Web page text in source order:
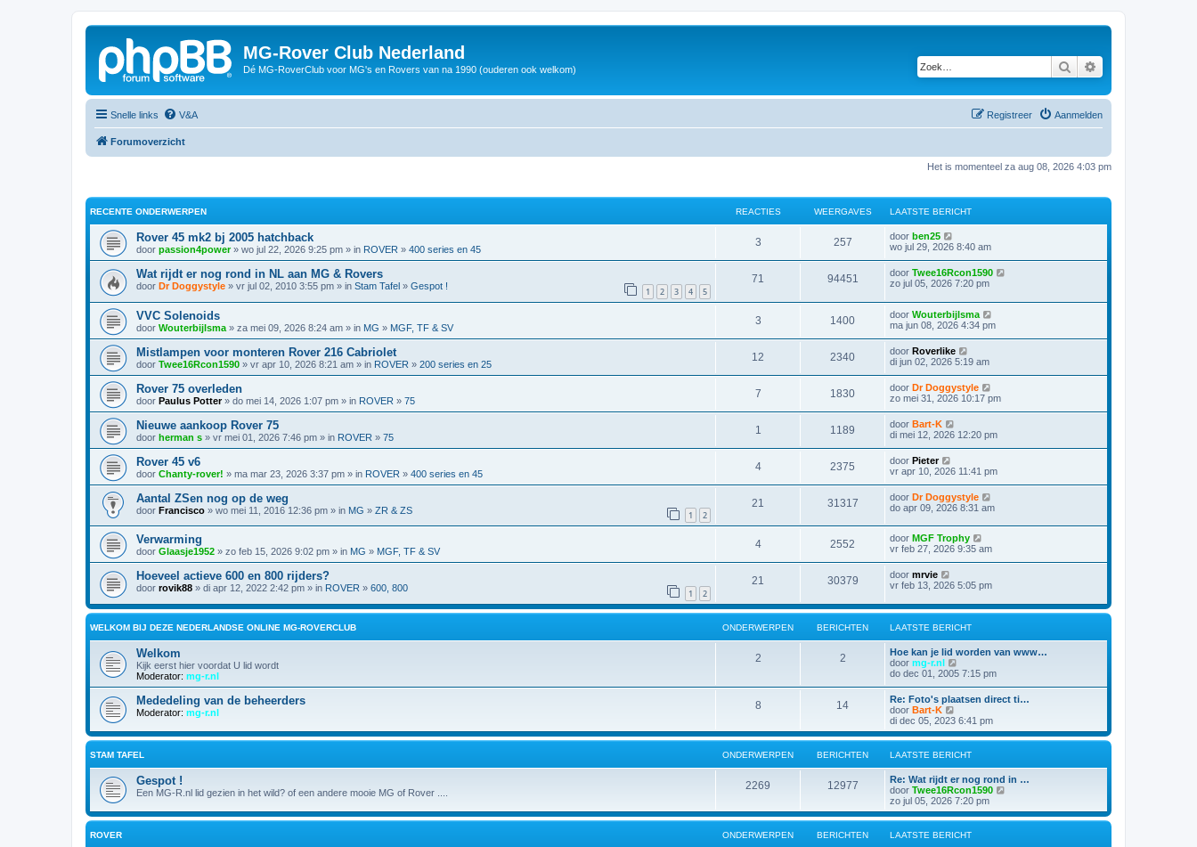
MG-Rover Club Nederland
Dé MG-RoverClub voor MG's en Rovers van na 1990 (ouderen ook welkom) Zoek
Snelle links V&A Aanmelden
Registreer
Forumoverzicht
Het is momenteel za aug 08, 2026 4:03 pm
RECENTE ONDERWERPEN REACTIES WEERGAVES LAATSTE BERICHT
Rover 45 mk2 bj 2005 hatchback
door passion4power» wo jul 22, 2026 9:25 pm » in ROVER » 400 series en 45
3 257 door ben25
wo jul 29, 2026 8:40 am
Wat rijdt er nog rond in NL aan MG & Rovers
1 2 3 4 5
door Dr Doggystyle » vr jul 02, 2010 3:55 pm » in Stam Tafel » Gespot !
71 94451 door Twee16Rcon1590
zo jul 05, 2026 7:20 pm
VVC Solenoids
door Wouterbijlsma » za mei 09, 2026 8:24 am » in MG » MGF, TF & SV
3 1400 door Wouterbijlsma
ma jun 08, 2026 4:34 pm
Mistlampen voor monteren Rover 216 Cabriolet
door Twee16Rcon1590 » vr apr 10, 2026 8:21 am » in ROVER » 200 series en 25
12 2340 door Roverlike
di jun 02, 2026 5:19 am
Rover 75 overleden
door Paulus Potter» do mei 14, 2026 1:07 pm » in ROVER » 75
7 1830 door Dr Doggystyle
zo mei 31, 2026 10:17 pm
Nieuwe aankoop Rover 75
door herman s » vr mei 01, 2026 7:46 pm » in ROVER » 75
1 1189 door Bart-K
di mei 12, 2026 12:20 pm
Rover 45 v6
door Chanty-rover! » ma mar 23, 2026 3:37 pm » in ROVER » 400 series en 45
4 2375 door Pieter
vr apr 10, 2026 11:41 pm
Aantal ZSen nog op de weg
1 2
door Francisco » wo mei 11, 2016 12:36 pm » in MG » ZR & ZS
21 31317 door Dr Doggystyle
do apr 09, 2026 8:31 am
Verwarming
door Glaasje1952 » zo feb 15, 2026 9:02 pm » in MG » MGF, TF & SV
4 2552 door MGF Trophy
vr feb 27, 2026 9:35 am
Hoeveel actieve 600 en 800 rijders?
1 2
door rovik88 » di apr 12, 2022 2:42 pm » in ROVER » 600, 800
21 30379 door mrvie
vr feb 13, 2026 5:05 pm
WELKOM BIJ DEZE NEDERLANDSE ONLINE MG-ROVERCLUB ONDERWERPEN BERICHTEN LAATSTE BERICHT
Welkom
Kijk eerst hier voordat U lid wordt
Moderator: mg-r.nl
2 2
Hoe kan je lid worden van www…
door mg-r.nl
e
j
k
l
a
t
s
t
e
b
e
r
i
do dec 01, 2005 7:15 pm
Mededeling van de beheerders
Moderator: mg-r.nl
8 14
Re: Foto's plaatsen direct ti…
door Bart-K
e
k
i
j
a
a
t
s
e
di dec 05, 2023 6:41 pm
STAM TAFEL ONDERWERPEN BERICHTEN LAATSTE BERICHT
Gespot !
Een MG-R.nl lid gezien in het wild? of een andere mooie MG of Rover ....
2269 12977
Re: Wat rijdt er nog rond in …
door Twee16Rcon1590
k
i
zo jul 05, 2026 7:20 pm
ROVER ONDERWERPEN BERICHTEN LAATSTE BERICHT